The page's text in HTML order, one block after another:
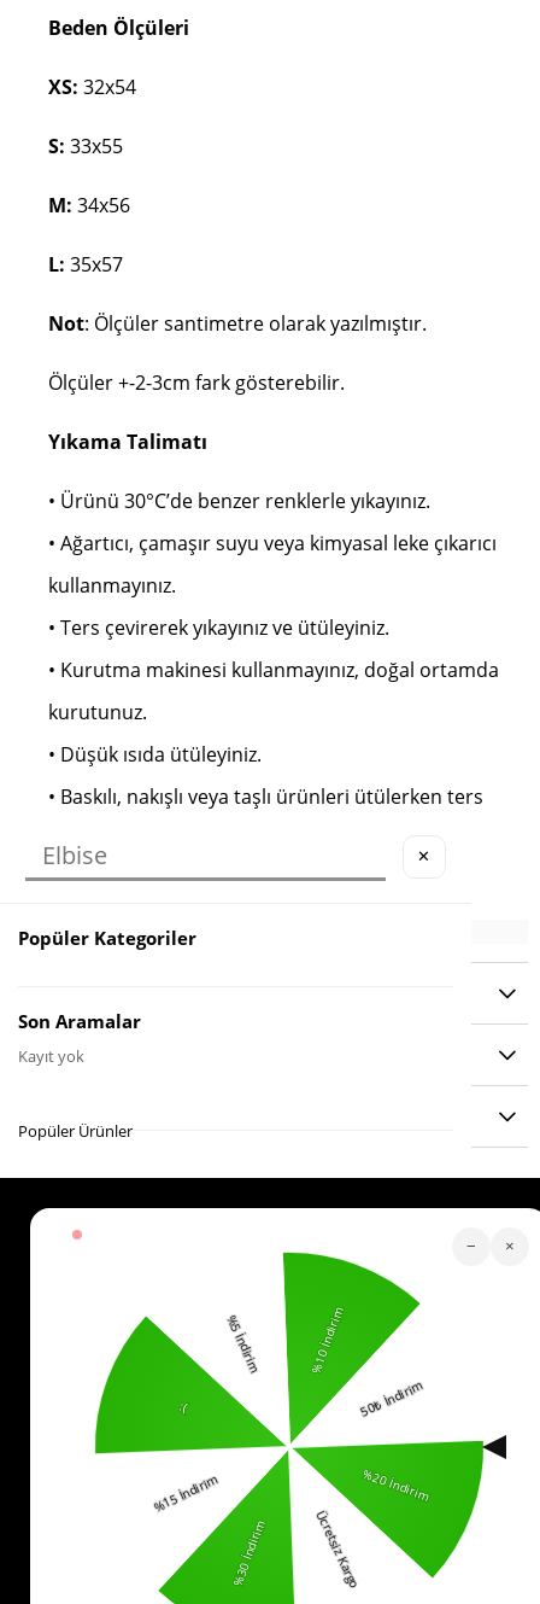
Beden Ölçüleri
XS: 32x54
S: 33x55
M: 34x56
L: 35x57
Not: Ölçüler santimetre olarak yazılmıştır.
Ölçüler +-2-3cm fark gösterebilir.
Yıkama Talimatı
• Ürünü 30°C’de benzer renklerle yıkayınız.
• Ağartıcı, çamaşır suyu veya kimyasal leke çıkarıcı
kullanmayınız.
• Ters çevirerek yıkayınız ve ütüleyiniz.
• Kurutma makinesi kullanmayınız, doğal ortamda
kurutunuz.
• Düşük ısıda ütüleyiniz.
• Baskılı, nakışlı veya taşlı ürünleri ütülerken ters
ÖDEME SEÇENEKLERI
0553 321 33 40
Yardım
Sıkça Sorulan Sorular
Kurumsal
Politikalar
Mesafeli Satış Sözleşmesi
İade ve Değişim Koşulları
− ×
✕
Popüler Kategoriler
Son Aramalar
Kayıt yok
Popüler Ürünler